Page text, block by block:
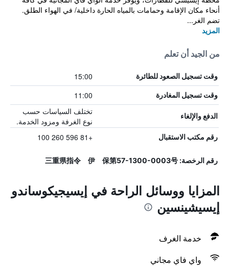
أنحاء مكان الإقامة وحمامات بالمياه الحارة داخلية/ في الهواء الطلق.
تضم الغر...
المزيد
من الجيد أن تعلم
وقت تسجيل الصعود للطائرة 15:00
وقت تسجيل المغادرة 11:00
الدفع والإلغاء
تختلف السياسات حسب
نوع الغرفة ومزود الخدمة.
رقم مكتب الاستقبال +81 596 260 100
رقم الرخصة: 三重県指令 伊 保第57-1300-0003号
المزايا ووسائل الراحة في إيسيجيكوساندو
إيسيشينسين
خدمة الغرف
واي فاي مجاني